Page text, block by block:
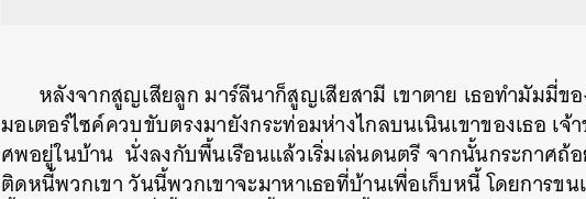
หลังจากสูญเสียลูก มาร์ลีนาก็สูญเสียสามี เขาตาย เธอทำมัมมี่ข
มอเตอร์ไซค์ควบขับตรงมายังกระท่อมห่างไกลบนเนินเขาของเธอ เ
ศพอยู่ในบ้าน นั่งลงกับพื้นเรือนแล้วเริ่มเล่นดนตรี จากนั้นกระกาศถ้
ติดหนี้พวกเขา วันนี้พวกเขาจะมาหาเธอที่บ้านเพื่อเก็บหนี้ โดยการข